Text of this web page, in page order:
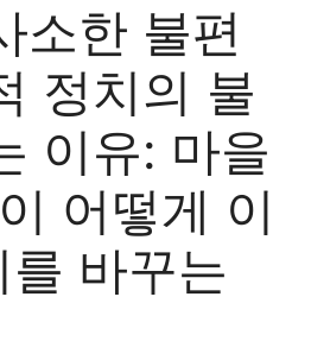
소한 불편
정치의 불
이유: 마을
이 어떻게 이
바꾸는